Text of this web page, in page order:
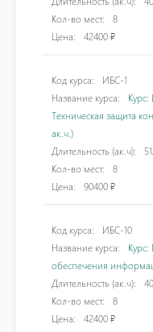
Кол-во мест:
8
Цена:
42400 ₽
Код курса:
ИБС-1
Название курса:
Техническая защита
ак.ч.)
Длительность (ак.ч):
Кол-во мест:
8
Цена:
90400 ₽
Код курса:
ИБС-10
Название курса:
обеспечения
Длительность (ак.ч):
40
Кол-во мест:
8
Цена:
42400 ₽